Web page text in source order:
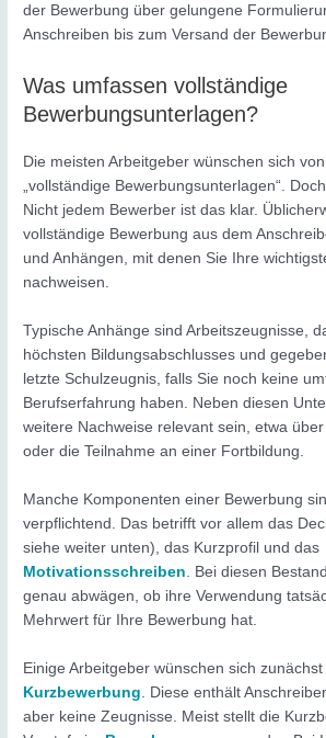
der Bewerbung über gelungene
Anschreiben bis zum Versand der
Was umfassen vollständige
Bewerbungsunterlagen?
Die meisten Arbeitgeber wünschen sich
„vollständige Bewerbungsunterlagen“.
Nicht jedem Bewerber ist das klar.
vollständige Bewerbung aus dem
und Anhängen, mit denen Sie Ihre
nachweisen.
Typische Anhänge sind Arbeitszeugnisse,
höchsten Bildungsabschlusses und
letzte Schulzeugnis, falls Sie noch keine
Berufserfahrung haben. Neben diesen
weitere Nachweise relevant sein, etwa
oder die Teilnahme an einer Fortbildung.
Manche Komponenten einer Bewerbung
verpflichtend. Das betrifft vor allem das
siehe weiter unten), das Kurzprofil und das
Motivationsschreiben . Bei diesen
genau abwägen, ob ihre Verwendung
Mehrwert für Ihre Bewerbung hat.
Einige Arbeitgeber wünschen sich
Kurzbewerbung . Diese enthält
aber keine Zeugnisse. Meist stellt die